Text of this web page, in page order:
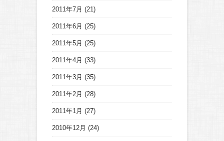
2011年7月 (21)
2011年6月 (25)
2011年5月 (25)
2011年4月 (33)
2011年3月 (35)
2011年2月 (28)
2011年1月 (27)
2010年12月 (24)